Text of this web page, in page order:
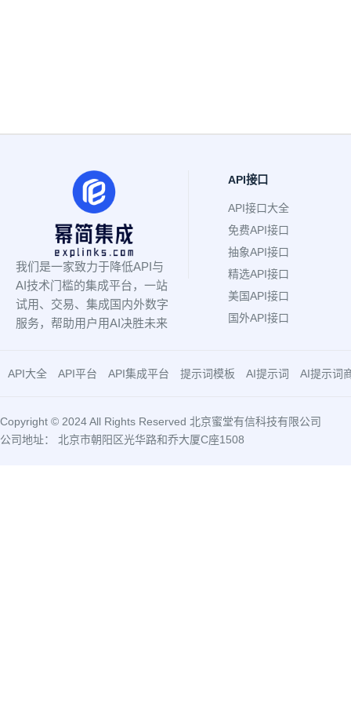
我们是一家致力于降低API与
AI技术门槛的集成平台，一站
试用、交易、集成国内外数字
服务，帮助用户用AI决胜未来
API接口
API接口大全
免费API接口
抽象API接口
精选API接口
美国API接口
国外API接口
API大全 API平台 API集成平台 提示词模板 AI提示词 AI提示词
Copyright © 2024 All Rights Reserved 北京蜜堂有信科技有限公司
公司地址： 北京市朝阳区光华路和乔大厦C座1508